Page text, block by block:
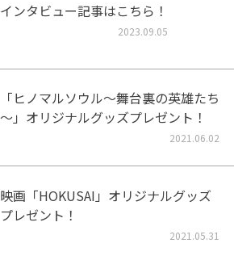
インタビュー記事はこちら！
2023.09.05
「ヒノマルソウル～舞台裏の英雄たち
～」オリジナルグッズプレゼント！
2021.06.02
映画「HOKUSAI」オリジナルグッズ
プレゼント！
2021.05.31